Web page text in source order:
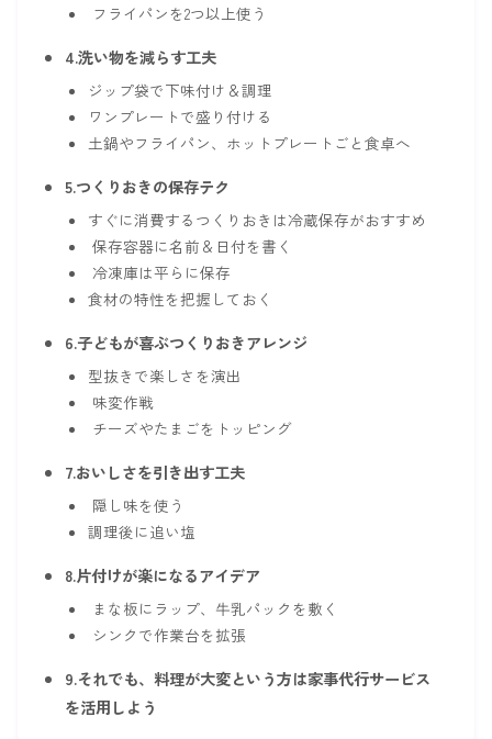
フライパンを2つ以上使う
4.洗い物を減らす工夫
ジップ袋で下味付け＆調理
ワンプレートで盛り付ける
土鍋やフライパン、ホットプレートごと食卓へ
5.つくりおきの保存テク
すぐに消費するつくりおきは冷蔵保存がおすすめ
保存容器に名前＆日付を書く
冷凍庫は平らに保存
食材の特性を把握しておく
6.子どもが喜ぶつくりおきアレンジ
型抜きで楽しさを演出
味変作戦
チーズやたまごをトッピング
7.おいしさを引き出す工夫
隠し味を使う
調理後に追い塩
8.片付けが楽になるアイデア
まな板にラップ、牛乳パックを敷く
シンクで作業台を拡張
9.それでも、料理が大変という方は家事代行サービス
を活用しよう